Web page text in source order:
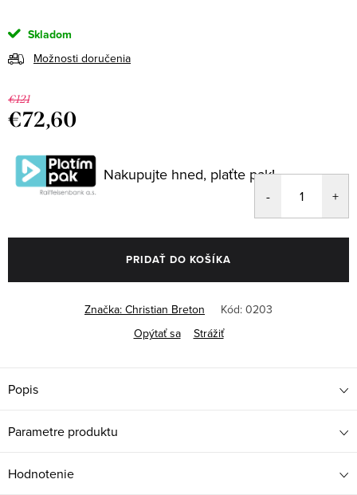
Skladom
Možnosti doručenia
€121
€72,60
cena:
Nakupujte hned, plaťte pak!
PRIDAŤ DO KOŠÍKA
Značka: Christian Breton Kód: 0203
Opýtať sa
Strážiť
Popis
Parametre produktu
Hodnotenie